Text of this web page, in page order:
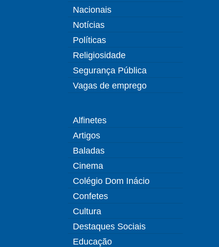
Nacionais
Notícias
Políticas
Religiosidade
Segurança Pública
Vagas de emprego
Alfinetes
Artigos
Baladas
Cinema
Colégio Dom Inácio
Confetes
Cultura
Destaques Sociais
Educação